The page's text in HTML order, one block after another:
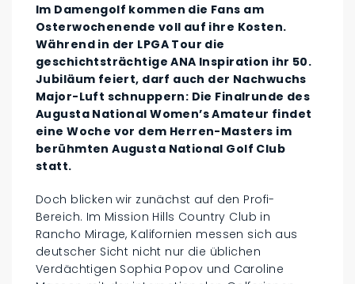
Im Damengolf kommen die Fans am
Osterwochenende voll auf ihre Kosten.
Während in der LPGA Tour die
geschichtsträchtige ANA Inspiration ihr 50.
Jubiläum feiert, darf auch der Nachwuchs
Major-Luft schnuppern: Die Finalrunde des
Augusta National Women’s Amateur findet
eine Woche vor dem Herren-Masters im
berühmten Augusta National Golf Club
statt.
Doch blicken wir zunächst auf den Profi-
Bereich. Im Mission Hills Country Club in
Rancho Mirage, Kalifornien messen sich aus
deutscher Sicht nicht nur die üblichen
Verdächtigen Sophia Popov und Caroline